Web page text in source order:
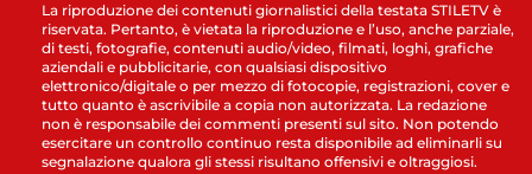
La riproduzione dei contenuti giornalistici della testata STILETV è
riservata. Pertanto, è vietata la riproduzione e l’uso, anche parziale,
di testi, fotografie, contenuti audio/video, filmati, loghi, grafiche
aziendali e pubblicitarie, con qualsiasi dispositivo
elettronico/digitale o per mezzo di fotocopie, registrazioni, cover e
tutto quanto è ascrivibile a copia non autorizzata. La redazione
non è responsabile dei commenti presenti sul sito. Non potendo
esercitare un controllo continuo resta disponibile ad eliminarli su
segnalazione qualora gli stessi risultano offensivi e oltraggiosi.